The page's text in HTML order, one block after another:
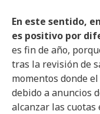
En este sentido,
es positivo por
es fin de año,
tras la revisión de
momentos donde
debido a anuncios
alcanzar las cuotas